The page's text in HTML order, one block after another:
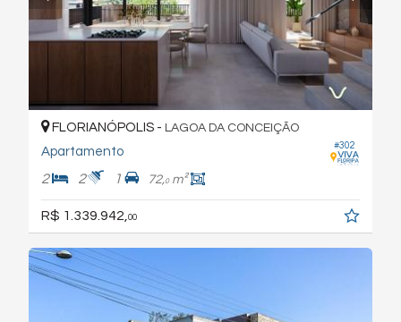
#302
FLORIANÓPOLIS - LAGOA DA CONCEIÇÃO
Apartamento
2 2 1 72,0m²
R$ 1.339.942, 00